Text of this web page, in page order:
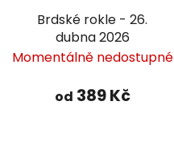
Brdské rokle - 26.
dubna 2026
Momentálně nedostupné
od 389 Kč